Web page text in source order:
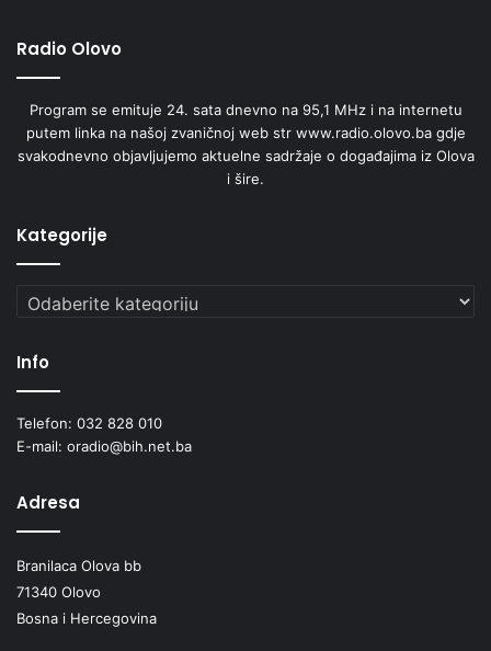
Radio Olovo
Program se emituje 24. sata dnevno na 95,1 MHz i na internetu
putem linka na našoj zvaničnoj web str www.radio.olovo.ba gdje
svakodnevno objavljujemo aktuelne sadržaje o događajima iz Olova
i šire.
Kategorije
Kategorije
Info
Telefon: 032 828 010
E-mail: oradio@bih.net.ba
Adresa
Branilaca Olova bb
71340 Olovo
Bosna i Hercegovina